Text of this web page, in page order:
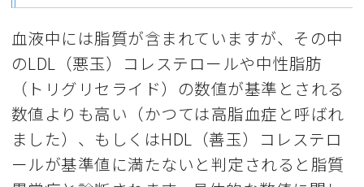
血液中には脂質が含まれていますが、その中
のLDL（悪玉）コレステロールや中性脂肪
（トリグリセライド）の数値が基準とされる
数値よりも高い（かつては高脂血症と呼ばれ
ました）、もしくはHDL（善玉）コレステロ
ールが基準値に満たないと判定されると脂質